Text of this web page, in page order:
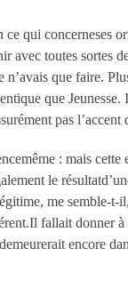
qui concerneses
avec toutes sortes
que faire.
que
pas
: mais
le
me semble-
fallait donner
encore